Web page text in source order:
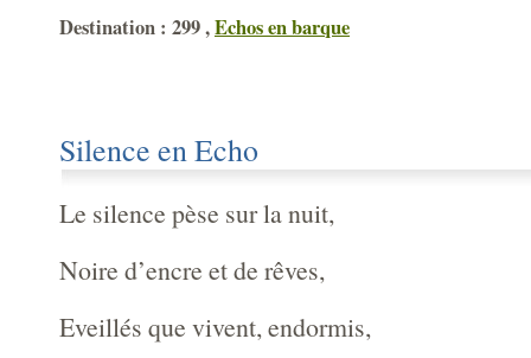
Destination : 299 ,Echos en barque
Silence en Echo
Le silence pèse sur la nuit,
Noire d’encre et de rêves,
Eveillés que vivent, endormis,